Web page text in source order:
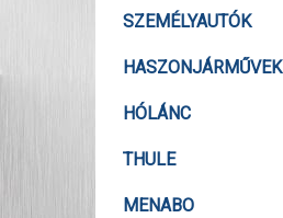
SZEMÉLYAUTÓK
HASZONJÁRMŰVEK
HÓLÁNC
THULE
MENABO